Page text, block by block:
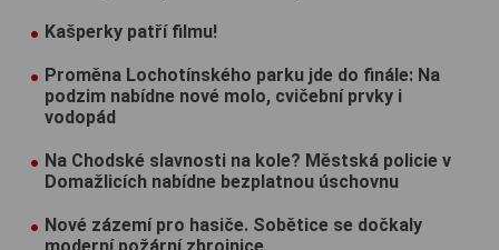
Kašperky patří filmu!
Proměna Lochotínského parku jde do finále: Na
podzim nabídne nové molo, cvičební prvky i
vodopád
Na Chodské slavnosti na kole? Městská policie v
Domažlicích nabídne bezplatnou úschovnu
Nové zázemí pro hasiče. Sobětice se dočkaly